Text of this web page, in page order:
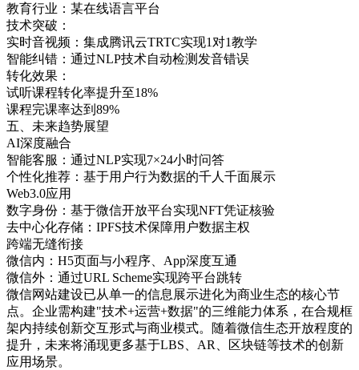
教育行业：某在线语言平台
技术突破：
实时音视频：集成腾讯云TRTC实现1对1教学
智能纠错：通过NLP技术自动检测发音错误
转化效果：
试听课程转化率提升至18%
课程完课率达到89%
五、未来趋势展望
AI深度融合
智能客服：通过NLP实现7×24小时问答
个性化推荐：基于用户行为数据的千人千面展示
Web3.0应用
数字身份：基于微信开放平台实现NFT凭证核验
去中心化存储：IPFS技术保障用户数据主权
跨端无缝衔接
微信内：H5页面与小程序、App深度互通
微信外：通过URL Scheme实现跨平台跳转
微信网站建设已从单一的信息展示进化为商业生态的核心节
点。企业需构建"技术+运营+数据"的三维能力体系，在合规框
架内持续创新交互形式与商业模式。随着微信生态开放程度的
提升，未来将涌现更多基于LBS、AR、区块链等技术的创新
应用场景。